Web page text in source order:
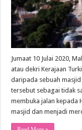
Jumaat 10 Julai 2020,
atau dekri Kerajaan
daripada sebuah
tersebut sebagai tidak
membuka jalan kepada
masjid dan menjadi